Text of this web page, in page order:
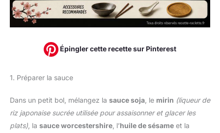
Épingler cette recette sur Pinterest
1. Préparer la sauce
Dans un petit bol, mélangez la sauce soja , le mirin (liqueur de
riz japonaise sucrée utilisée pour assaisonner et glacer les
plats) , la sauce worcestershire , l’huile de sésame et la